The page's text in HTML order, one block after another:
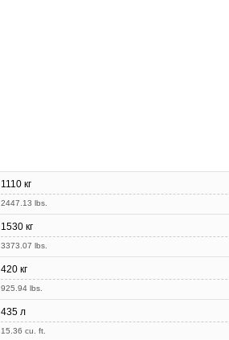
1110 кг
2447.13 lbs.
1530 кг
3373.07 lbs.
420 кг
925.94 lbs.
435 л
15.36 cu. ft.